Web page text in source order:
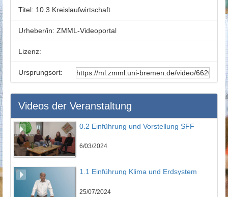
Titel: 10.3 Kreislaufwirtschaft
Urheber/in: ZMML-Videoportal
Lizenz:
Ursprungsort:
Videos der Veranstaltung
0.2 Einführung und Vorstellung SFF
6/03/2024
1.1 Einführung Klima und Erdsystem
25/07/2024